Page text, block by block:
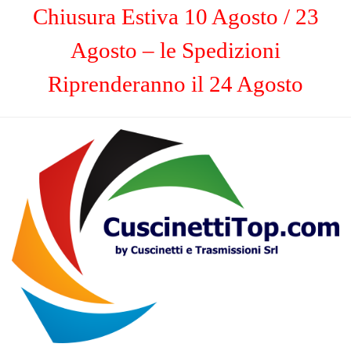
Chiusura Estiva 10 Agosto / 23
Agosto – le Spedizioni
Riprenderanno il 24 Agosto